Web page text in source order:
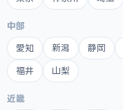
中部
愛知 新潟 静岡
福井 山梨
近畿